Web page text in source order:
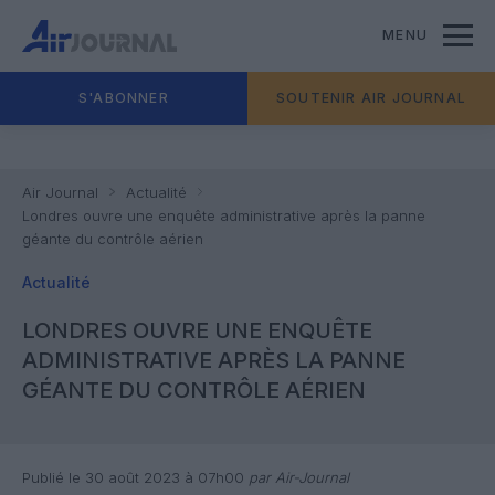
MENU
S'ABONNER SOUTENIR AIR JOURNAL
Air Journal
Actualité
Londres ouvre une enquête administrative après la panne
géante du contrôle aérien
Actualité
LONDRES OUVRE UNE ENQUÊTE
ADMINISTRATIVE APRÈS LA PANNE
GÉANTE DU CONTRÔLE AÉRIEN
Publié le 30 août 2023 à 07h00 par Air-Journal